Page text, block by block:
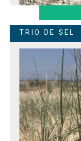
TRIO DE SEL